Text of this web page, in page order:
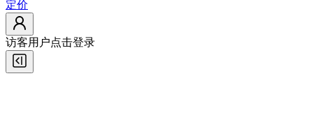
定价
访客用户点击登录